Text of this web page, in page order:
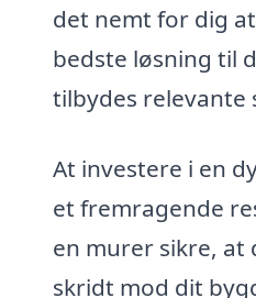
det nemt for dig
bedste løsning til
tilbydes relevante
At investere i en
et fremragende
en murer sikre,
skridt mod dit